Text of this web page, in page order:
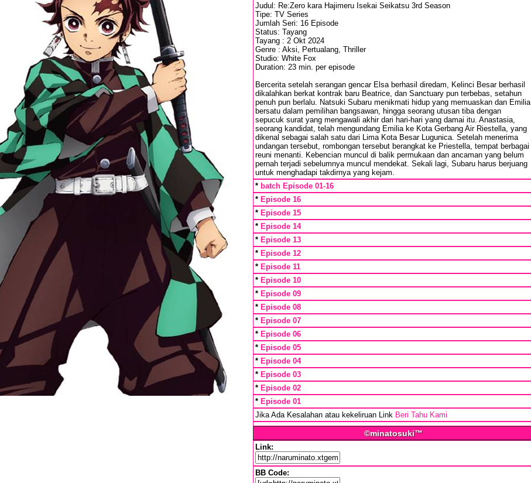
Judul: Re:Zero kara Hajimeru Isekai Seikatsu 3rd Season
Tipe: TV Series
Jumlah Seri: 16 Episode
Status: Tayang
Tayang : 2 Okt 2024
Genre : Aksi, Pertualang, Thriller
Studio: White Fox
Duration: 23 min. per episode
Bercerita setelah serangan gencar Elsa berhasil diredam, Kelinci Besar berhasil
dikalahkan berkat kontrak baru Beatrice, dan Sanctuary pun terbebas, setahun
penuh pun berlalu. Natsuki Subaru menikmati hidup yang memuaskan dan Emilia
bersatu dalam pemilihan bangsawan, hingga seorang utusan tiba dengan
sepucuk surat yang mengawali akhir dari hari-hari yang damai itu. Anastasia,
seorang kandidat, telah mengundang Emilia ke Kota Gerbang Air Riestella, yang
dikenal sebagai salah satu dari Lima Kota Besar Lugunica. Setelah menerima
undangan tersebut, rombongan tersebut berangkat ke Priestella, tempat berbagai
reuni menanti. Kebencian muncul di balik permukaan dan ancaman yang belum
pernah terjadi sebelumnya muncul mendekat. Sekali lagi, Subaru harus berjuang
untuk menghadapi takdirnya yang kejam.
* batch Episode 01-16
* Episode 16
* Episode 15
* Episode 14
* Episode 13
* Episode 12
* Episode 11
* Episode 10
* Episode 09
* Episode 08
* Episode 07
* Episode 06
* Episode 05
* Episode 04
* Episode 03
* Episode 02
* Episode 01
Jika Ada Kesalahan atau kekeliruan Link Beri Tahu Kami
©minatosuki™
Link:
BB Code: